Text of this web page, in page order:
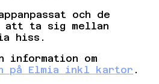
och de
att ta sig mellan
hiss.
information om
på Elmia inkl kartor .